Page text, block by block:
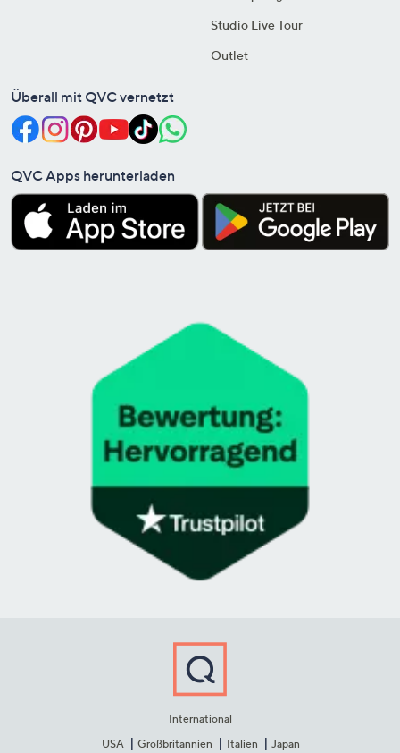
Studio Live Tour
Outlet
Überall mit QVC vernetzt
QVC Apps herunterladen
International
USA
Großbritannien Italien Japan